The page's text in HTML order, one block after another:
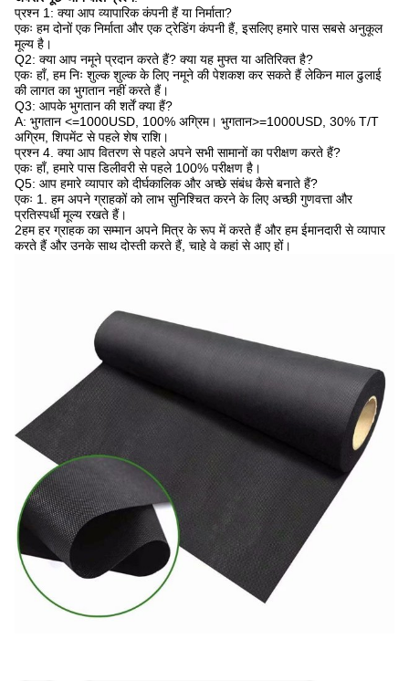
प्रश्न 1: क्या आप व्यापारिक कंपनी हैं या निर्माता?
एकः हम दोनों एक निर्माता और एक ट्रेडिंग कंपनी हैं, इसलिए हमारे पास सबसे अनुकूल
मूल्य है।
Q2: क्या आप नमूने प्रदान करते हैं? क्या यह मुफ्त या अतिरिक्त है?
एकः हाँ, हम निः शुल्क शुल्क के लिए नमूने की पेशकश कर सकते हैं लेकिन माल ढुलाई
की लागत का भुगतान नहीं करते हैं।
Q3: आपके भुगतान की शर्तें क्या हैं?
A: भुगतान <=1000USD, 100% अग्रिम। भुगतान>=1000USD, 30% T/T
अग्रिम, शिपमेंट से पहले शेष राशि।
प्रश्न 4. क्या आप वितरण से पहले अपने सभी सामानों का परीक्षण करते हैं?
एकः हाँ, हमारे पास डिलीवरी से पहले 100% परीक्षण है।
Q5: आप हमारे व्यापार को दीर्घकालिक और अच्छे संबंध कैसे बनाते हैं?
एकः 1. हम अपने ग्राहकों को लाभ सुनिश्चित करने के लिए अच्छी गुणवत्ता और
प्रतिस्पर्धी मूल्य रखते हैं।
2हम हर ग्राहक का सम्मान अपने मित्र के रूप में करते हैं और हम ईमानदारी से व्यापार
करते हैं और उनके साथ दोस्ती करते हैं, चाहे वे कहां से आए हों।